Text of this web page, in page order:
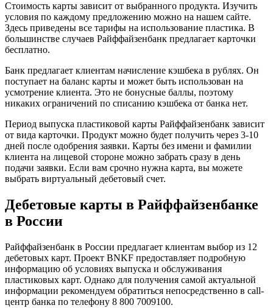
Стоимость карты зависит от выбранного продукта. Изучить
условия по каждому предложению можно на нашем сайте.
Здесь приведены все тарифы на использование пластика. В
большинстве случаев Райффайзенбанк предлагает карточки
бесплатно.
Банк предлагает клиентам начисление кэшбека в рублях. Он
поступает на баланс карты и может быть использован на
усмотрение клиента. Это не бонусные баллы, поэтому
никаких ограничений по списанию кэшбека от банка нет.
Период выпуска пластиковой карты Райффайзенбанк зависит
от вида карточки. Продукт можно будет получить через 3-10
дней после одобрения заявки. Карты без имени и фамилии
клиента на лицевой стороне можно забрать сразу в день
подачи заявки. Если вам срочно нужна карта, вы можете
выбрать виртуальный дебетовый счет.
Дебетовые карты в Райффайзенбанке
в России
Райффайзенбанк в России предлагает клиентам выбор из 12
дебетовых карт. Проект BNKF предоставляет подробную
информацию об условиях выпуска и обслуживания
пластиковых карт. Однако для получения самой актуальной
информации рекомендуем обратиться непосредственно в call-
центр банка по телефону 8 800 7009100.